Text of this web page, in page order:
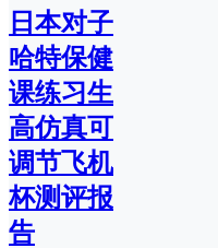
日本对子
哈特保健
课练习生
高仿真可
调节飞机
杯测评报
告